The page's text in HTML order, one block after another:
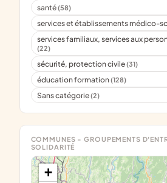
santé(58)
services et établissements médico-
services familiaux, services aux
(22)
sécurité, protection civile(31)
éducation formation(128)
Sans catégorie(2)
COMMUNES - GROUPEMENTS
SOLIDARITÉ
+